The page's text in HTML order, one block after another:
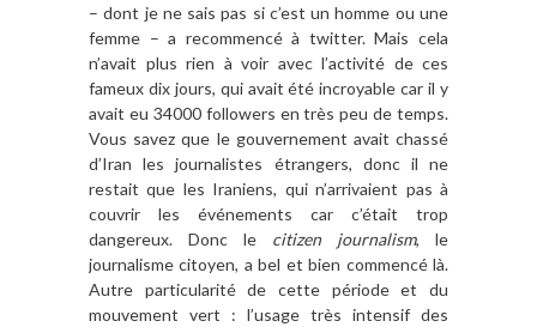
– dont je ne sais pas si c’est un homme ou une
femme – a recommencé à twitter. Mais cela
n’avait plus rien à voir avec l’activité de ces
fameux dix jours, qui avait été incroyable car il y
avait eu 34000 followers en très peu de temps.
Vous savez que le gouvernement avait chassé
d’Iran les journalistes étrangers, donc il ne
restait que les Iraniens, qui n’arrivaient pas à
couvrir les événements car c’était trop
dangereux. Donc le citizen journalism, le
journalisme citoyen, a bel et bien commencé là.
Autre particularité de cette période et du
mouvement vert : l’usage très intensif des